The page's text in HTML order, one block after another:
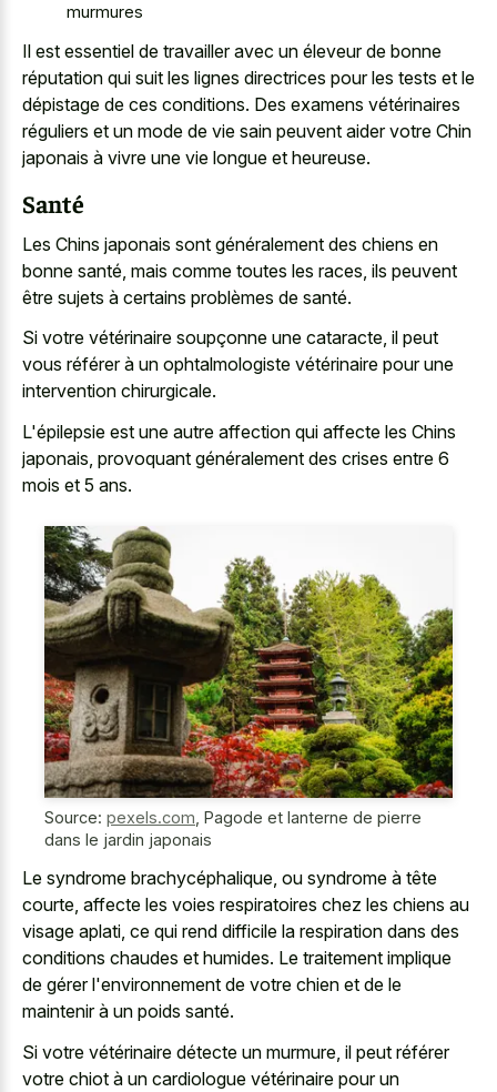
murmures
Il est essentiel de travailler avec un éleveur de bonne
réputation qui suit les lignes directrices pour les tests et le
dépistage de ces conditions. Des examens vétérinaires
réguliers et un mode de vie sain peuvent aider votre Chin
japonais à vivre une vie longue et heureuse.
Santé
Les Chins japonais sont généralement des chiens en
bonne santé, mais comme toutes les races, ils peuvent
être sujets à certains problèmes de santé.
Si votre vétérinaire soupçonne une cataracte, il peut
vous référer à un ophtalmologiste vétérinaire pour une
intervention chirurgicale.
L'épilepsie est une autre affection qui affecte les Chins
japonais, provoquant généralement des crises entre 6
mois et 5 ans.
Source: pexels.com Pagode et lanterne de pierre
dans le jardin japonais
Le syndrome brachycéphalique, ou syndrome à tête
courte, affecte les voies respiratoires chez les chiens au
visage aplati, ce qui rend difficile la respiration dans des
conditions chaudes et humides. Le traitement implique
de gérer l'environnement de votre chien et de le
maintenir à un poids santé.
Si votre vétérinaire détecte un murmure, il peut référer
votre chiot à un cardiologue vétérinaire pour un